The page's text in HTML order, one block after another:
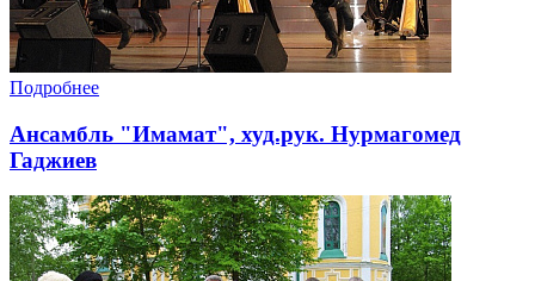
Подробнее
Ансамбль "Имамат", худ.рук. Нурмагомед
Гаджиев